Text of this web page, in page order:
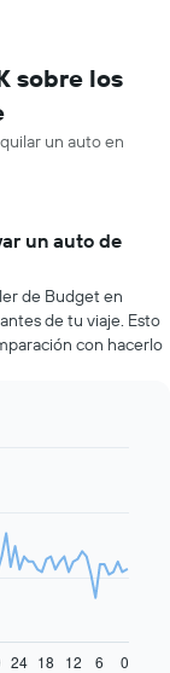
sobre los
un auto en
un auto de
de Budget en
de tu viaje. Esto
con hacerlo
24 18 12 6 0